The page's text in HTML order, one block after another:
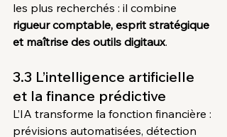
les plus recherchés : il combine
rigueur comptable, esprit stratégique
et maîtrise des outils digitaux.
3.3 L’intelligence artificielle
et la finance prédictive
L’IA transforme la fonction financière :
prévisions automatisées, détection